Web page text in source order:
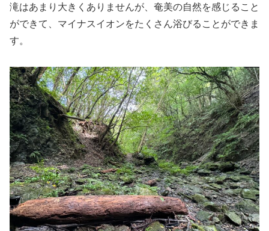
滝はあまり大きくありませんが、奄美の自然を感じること
ができて、マイナスイオンをたくさん浴びることができま
す。